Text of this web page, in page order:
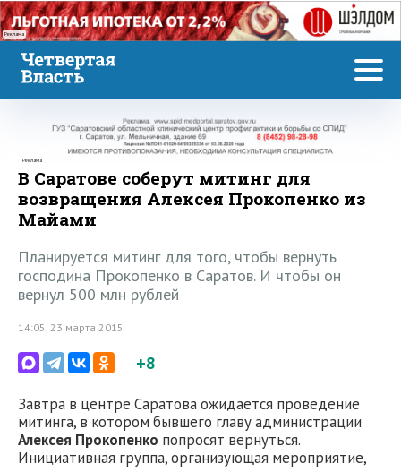
Реклама
Реклама
В Саратове соберут митинг для
возвращения Алексея Прокопенко из
Майами
Планируется митинг для того, чтобы вернуть
господина Прокопенко в Саратов. И чтобы он
вернул 500 млн рублей
14:05, 23 марта 2015
+8
Завтра в центре Саратова ожидается проведение
митинга, в котором бывшего главу администрации
Алексея Прокопенко попросят вернуться.
Инициативная группа, организующая мероприятие,